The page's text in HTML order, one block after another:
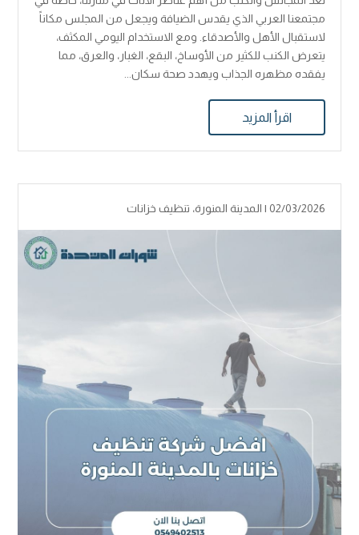
مجتمعنا العربي الذي يقدس الضيافة ويجعل من المجلس مكاناً
لاستقبال الأهل والأصدقاء. ومع الاستخدام اليومي المكثف،
يتعرض الكنب للكثير من الأوساخ، البقع، الغبار، والعرق، مما
يفقده مظهره الجذاب ويهدد صحة سكان...
اقرأ المزيد
02/03/2026 | المدينة المنورة، تنظيف خزانات